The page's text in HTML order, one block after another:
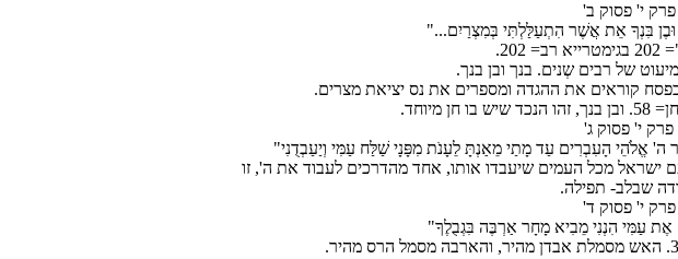
פרק י' פסוק ב'
וּבֶן בִּנְךָ אֵת אֲשֶׁר הִתְעַלַּלְתִּי בְּמִצְרַיִם..."
של רבים שְנים. בנך ובן בנך.
פרק י' פסוק ג'
ה' אֱלֹהֵי הָעִבְרִים עַד מָתַי מֵאַנְתָּ לֵעָנֹת מִפָּנָי שַׁלַּח עַמִּי וְיַעַבְדֻנִי"
ישראל מכל העמים שיעבדו אותו, אחד מהדרכים לעבוד את ה', זו
שבלב- תפילה.
פרק י' פסוק ד'
עַמִּי הִנְנִי מֵבִיא מָחָר אַרְבֶּה בִּגְבֻלֶךָ"